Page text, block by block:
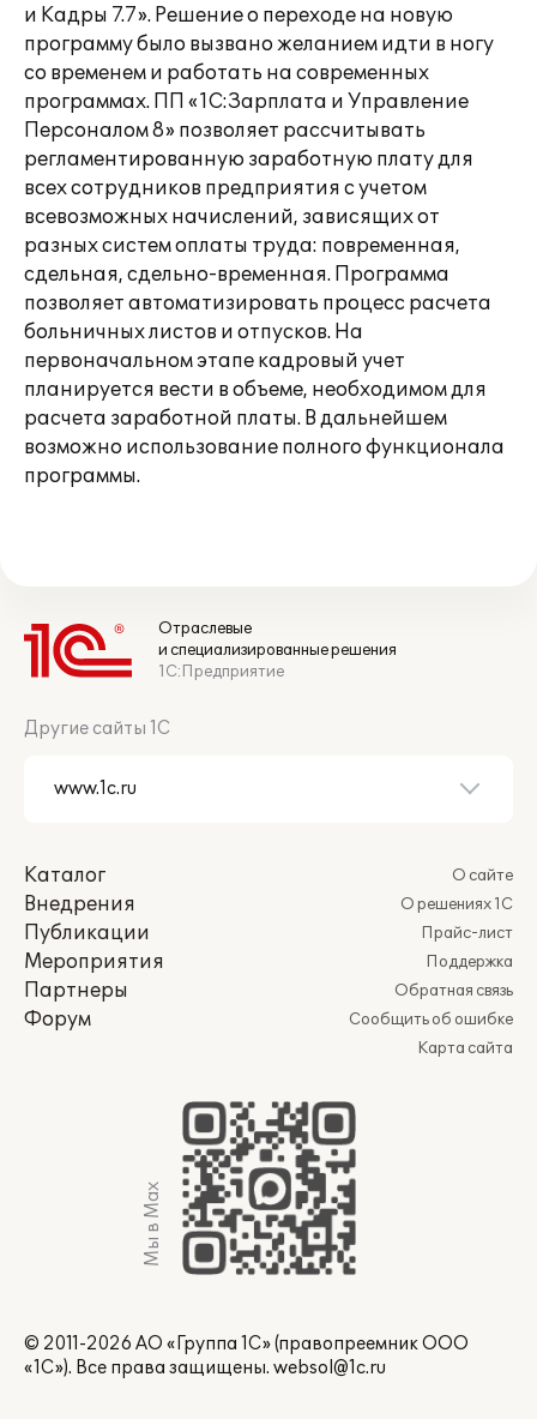
и Кадры 7.7». Решение о переходе на новую
программу было вызвано желанием идти в ногу
со временем и работать на современных
программах. ПП «1С:Зарплата и Управление
Персоналом 8» позволяет рассчитывать
регламентированную заработную плату для
всех сотрудников предприятия с учетом
всевозможных начислений, зависящих от
разных систем оплаты труда: повременная,
сдельная, сдельно-временная. Программа
позволяет автоматизировать процесс расчета
больничных листов и отпусков. На
первоначальном этапе кадровый учет
планируется вести в объеме, необходимом для
расчета заработной платы. В дальнейшем
возможно использование полного функционала
программы.
Отраслевые
и специализированные решения
1С:Предприятие
Другие сайты 1С
Каталог
Внедрения
Публикации
Мероприятия
Партнеры
Форум
О сайте
О решениях 1С
Прайс-лист
Поддержка
Обратная связь
Сообщить об ошибке
Карта сайта
Мы в Max
© 2011-2026 АО «Группа 1С» (правопреемник ООО
«1С»). Все права защищены. websol@1c.ru